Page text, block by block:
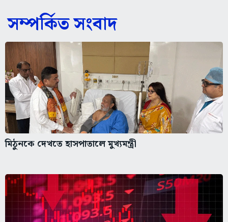
সম্পর্কিত সংবাদ
মিঠুনকে দেখতে হাসপাতালে মুখ্যমন্ত্রী